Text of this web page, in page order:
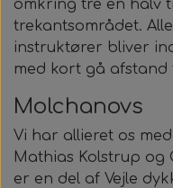
Ur
Event
omkring tre en halv
trekantsområdet.
instruktører bliver
med kort gå afstand
Molchanovs
Vi har allieret os
Mathias Kolstrup og
er en del af Vejle